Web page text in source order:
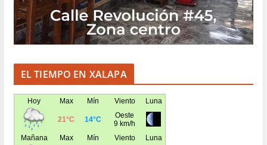
EL TIEMPO EN XALAPA